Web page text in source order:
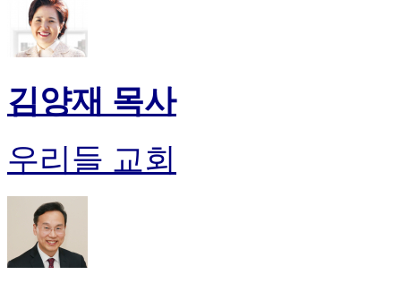
김양재 목사
우리들 교회